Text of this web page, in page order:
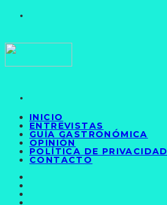
INICIO
ENTREVISTAS
GUÍA GASTRONÓMICA
OPINIÓN
POLÍTICA DE PRIVACIDAD
CONTACTO